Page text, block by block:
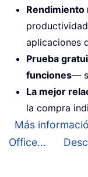
aplicaciones
Prueba
funciones—
La mejor
la compra
Más
Office...